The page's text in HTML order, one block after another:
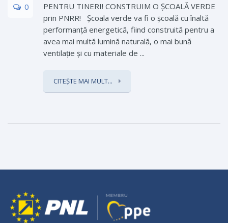
0
PENTRU TINERI! CONSTRUIM O ȘCOALĂ VERDE
prin PNRR! Școala verde va fi o școală cu înaltă
performanță energetică, fiind construită pentru a
avea mai multă lumină naturală, o mai bună
ventilație și cu materiale de ...
CITEȘTE MAI MULT...